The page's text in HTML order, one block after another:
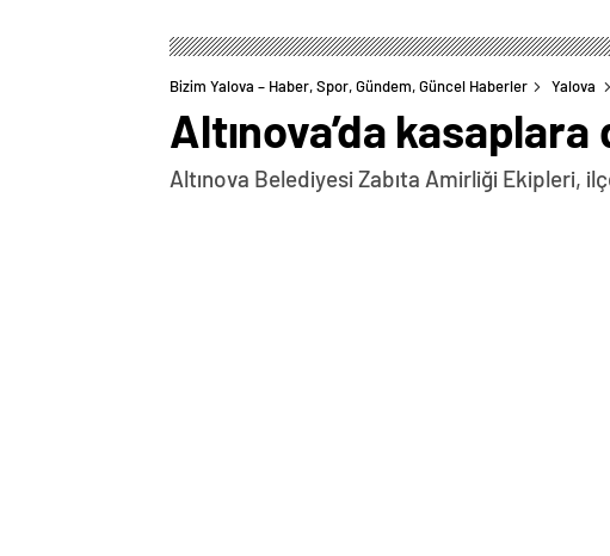
Bizim Yalova – Haber, Spor, Gündem, Güncel Haberler Yalova
Altınova’da
Altınova Belediyesi Zabıta Amirliği Ekipleri,